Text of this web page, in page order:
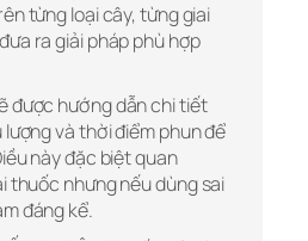
từng loại cây, từng giai
ra giải pháp phù hợp
được hướng dẫn chi tiết
và thời điểm phun để
này đặc biệt quan
thuốc nhưng nếu dùng sai
đáng kể.